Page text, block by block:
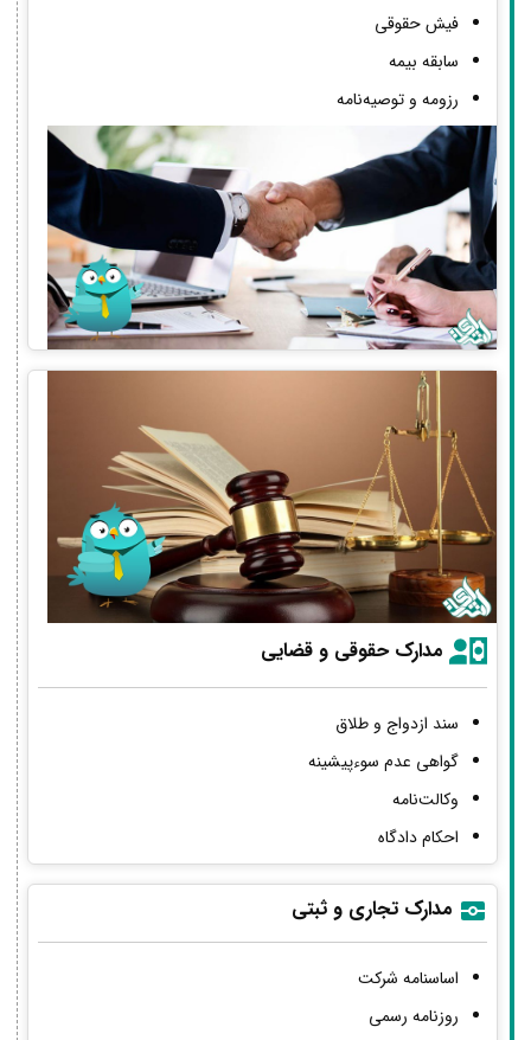
فیش حقوقی
سابقه بیمه
رزومه و توصیه‌نامه
مدارک حقوقی و قضایی
سند ازدواج و طلاق
گواهی عدم سوءپیشینه
وکالت‌نامه
احکام دادگاه
مدارک تجاری و ثبتی
اساسنامه شرکت
روزنامه رسمی